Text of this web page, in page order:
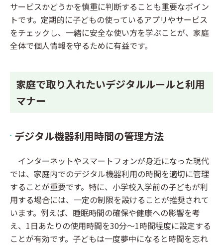
サービスかどうかを慎重に判断することも重要なポイン
トです。定期的に子どもの使っているアプリやサービス
をチェックし、一緒に安全な使い方を学ぶことが、家庭
全体で個人情報を守るために有益です。
家庭で取り入れたいデジタルルールと利用
マナー
デジタル機器利用時間の管理方法
インターネットやスマートフォンが身近になった現代
では、家庭内でのデジタル機器利用の時間を適切に管理
することが重要です。特に、小学校入学前の子どもが利
用する場合には、一定の制限を設けることが推奨されて
います。例えば、睡眠時間の確保や健康への影響を考
え、1日あたりの使用時間を30分～1時間程度に設定する
ことが有効です。子どもは一度夢中になると時間を忘れ